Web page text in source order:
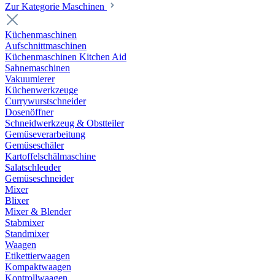
Zur Kategorie Maschinen
Küchenmaschinen
Aufschnittmaschinen
Küchenmaschinen Kitchen Aid
Sahnemaschinen
Vakuumierer
Küchenwerkzeuge
Currywurstschneider
Dosenöffner
Schneidwerkzeug & Obstteiler
Gemüseverarbeitung
Gemüseschäler
Kartoffelschälmaschine
Salatschleuder
Gemüseschneider
Mixer
Blixer
Mixer & Blender
Stabmixer
Standmixer
Waagen
Etikettierwaagen
Kompaktwaagen
Kontrollwaagen